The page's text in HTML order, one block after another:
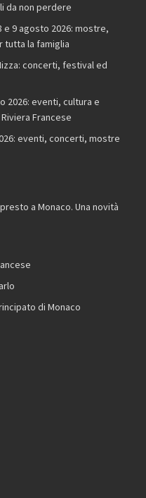
da non perdere
e 9 agosto 2026: mostre,
tutta la famiglia
concerti, festival ed
2026: eventi, cultura e
Francese
eventi, concerti, mostre
a Monaco. Una novità
di Monaco